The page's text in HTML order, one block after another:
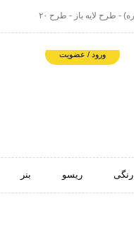
- طرح لایه باز - طرح ۲۰
ورود / عضویت
ریسو بنر